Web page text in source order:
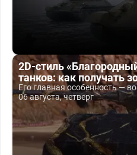
2D-стиль
танков: как получать
Его главная особенность —
06 августа, четверг